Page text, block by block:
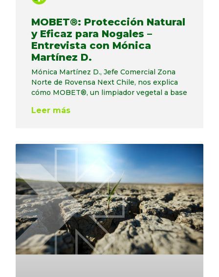
MOBET®: Protección Natural
y Eficaz para Nogales –
Entrevista con Mónica
Martínez D.
Mónica Martínez D., Jefe Comercial Zona
Norte de Rovensa Next Chile, nos explica
cómo MOBET®, un limpiador vegetal a base
Leer más